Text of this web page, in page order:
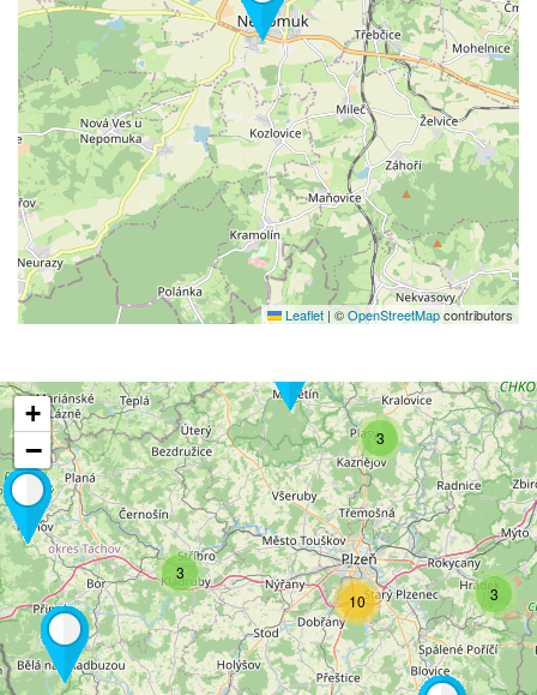
Leaflet | ©OpenStreetMapcontributors
3
3
10
3
+
−